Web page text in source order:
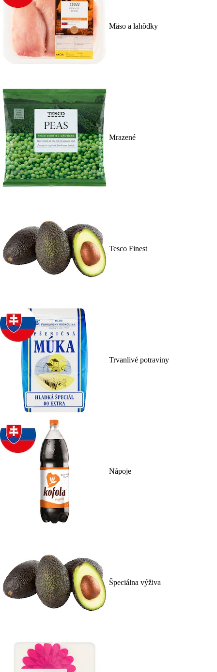
Mäso a lahôdky
Mrazené
Tesco Finest
Trvanlivé potraviny
Nápoje
Špeciálna výživa